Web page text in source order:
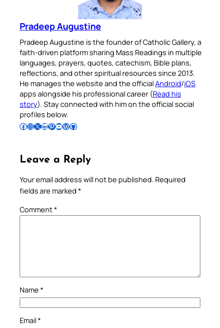
Pradeep Augustine
Pradeep Augustine is the founder of Catholic Gallery, a
faith-driven platform sharing Mass Readings in multiple
languages, prayers, quotes, catechism, Bible plans,
reflections, and other spiritual resources since 2013.
He manages the website and the officialAndroid/iOS
apps alongside his professional career (Read his
story). Stay connected with him on the official social
profiles below.
Follow Pradeep on Facebook Follow Pradeep on InstagramFollow Pradeep on X Follow Pradeep on LinkedIn Follow Pradeep on Pinterest Subscribe to Pradeep’s Youtube Channel Follow Pradeep on WordPress Follow Pradeep on GitHub
Leave a Reply
Your email address will not be published. Required
fields are marked *
Comment*
Name *
Email*